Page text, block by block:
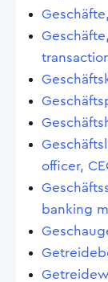
officer,
banking